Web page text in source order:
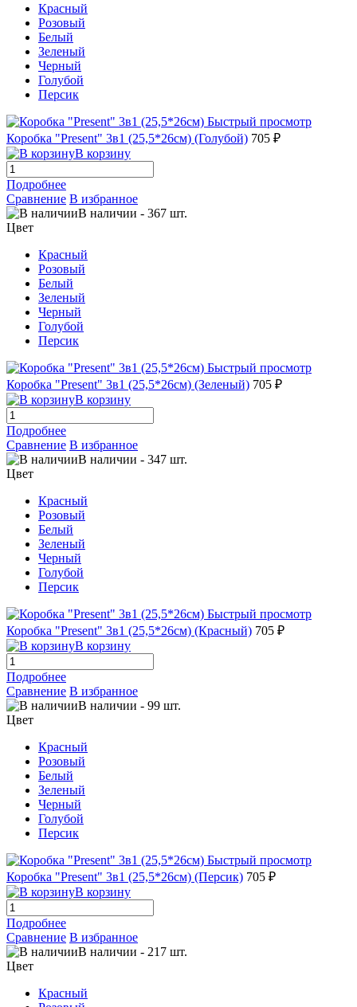
Красный
Розовый
Белый
Зеленый
Черный
Голубой
Персик
Быстрый просмотр
Коробка "Present" 3в1 (25,5*26см) (Голубой) 705 ₽
В корзину
Подробнее
Сравнение В избранное
В наличии - 367 шт.
Цвет
Красный
Розовый
Белый
Зеленый
Черный
Голубой
Персик
Быстрый просмотр
Коробка "Present" 3в1 (25,5*26см) (Зеленый) 705 ₽
В корзину
Подробнее
Сравнение В избранное
В наличии - 347 шт.
Цвет
Красный
Розовый
Белый
Зеленый
Черный
Голубой
Персик
Быстрый просмотр
Коробка "Present" 3в1 (25,5*26см) (Красный) 705 ₽
В корзину
Подробнее
Сравнение В избранное
В наличии - 99 шт.
Цвет
Красный
Розовый
Белый
Зеленый
Черный
Голубой
Персик
Быстрый просмотр
Коробка "Present" 3в1 (25,5*26см) (Персик) 705 ₽
В корзину
Подробнее
Сравнение В избранное
В наличии - 217 шт.
Цвет
Красный